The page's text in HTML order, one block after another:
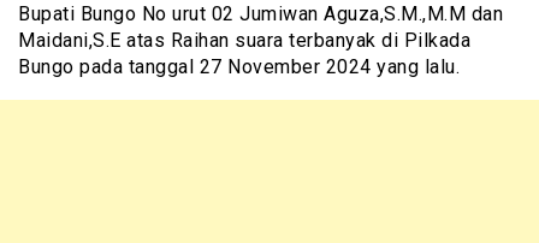
Bupati Bungo No urut 02 Jumiwan Aguza,S.M.,M.M dan
Maidani,S.E atas Raihan suara terbanyak di Pilkada
Bungo pada tanggal 27 November 2024 yang lalu.